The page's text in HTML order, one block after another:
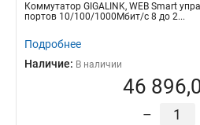
Коммутатор GIGALINK, WEB Smart
портов 10/100/1000Мбит/с 8 до 2...
Подробнее
Наличие: В наличии
46
–